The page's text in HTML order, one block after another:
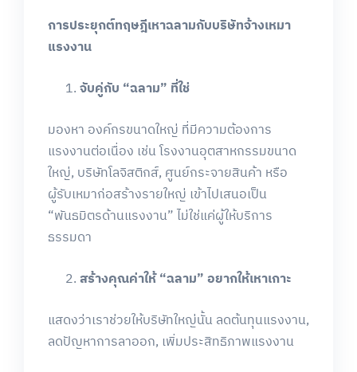
การประยุกต์ทฤษฎีเหาฉลามกับบริษัทจ้างเหมา
แรงงาน
จับคู่กับ “ฉลาม” ที่ใช่
มองหา องค์กรขนาดใหญ่ ที่มีความต้องการ
แรงงานต่อเนื่อง เช่น โรงงานอุตสาหกรรมขนาด
ใหญ่, บริษัทโลจิสติกส์, ศูนย์กระจายสินค้า หรือ
ผู้รับเหมาก่อสร้างรายใหญ่ เข้าไปเสนอเป็น
“พันธมิตรด้านแรงงาน” ไม่ใช่แค่ผู้ให้บริการ
ธรรมดา
สร้างคุณค่าให้“ฉลาม”อยากให้เหาเกาะ
แสดงว่าเราช่วยให้บริษัทใหญ่นั้น ลดต้นทุนแรงงาน,
ลดปัญหาการลาออก, เพิ่มประสิทธิภาพแรงงาน